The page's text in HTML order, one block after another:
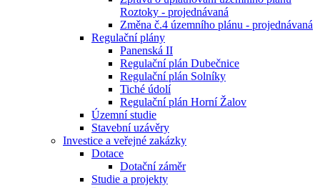
Roztoky - projednávaná
Změna č.4 územního plánu - projednávaná
Regulační plány
Panenská II
Regulační plán Dubečnice
Regulační plán Solníky
Tiché údolí
Regulační plán Horní Žalov
Územní studie
Stavební uzávěry
Investice a veřejné zakázky
Dotace
Dotační záměr
Studie a projekty